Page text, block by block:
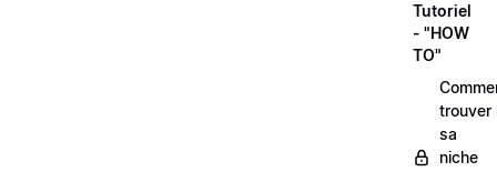
Tutoriel
- "HOW
TO"
trouver
sa
niche